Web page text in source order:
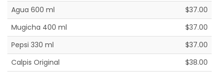
Agua 600 ml
$37.00
Mugicha 400 ml
$37.00
Pepsi 330 ml
$37.00
Calpis Original
$38.00